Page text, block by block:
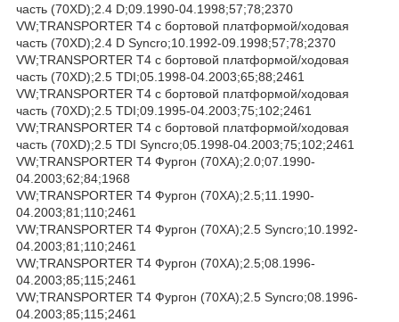
часть (70XD);2.4 D;09.1990-04.1998;57;78;2370
VW;TRANSPORTER T4 c бортовой платформой/ходовая
часть (70XD);2.4 D Syncro;10.1992-09.1998;57;78;2370
VW;TRANSPORTER T4 c бортовой платформой/ходовая
часть (70XD);2.5 TDI;05.1998-04.2003;65;88;2461
VW;TRANSPORTER T4 c бортовой платформой/ходовая
часть (70XD);2.5 TDI;09.1995-04.2003;75;102;2461
VW;TRANSPORTER T4 c бортовой платформой/ходовая
часть (70XD);2.5 TDI Syncro;05.1998-04.2003;75;102;2461
VW;TRANSPORTER T4 Фургон (70XA);2.0;07.1990-
04.2003;62;84;1968
VW;TRANSPORTER T4 Фургон (70XA);2.5;11.1990-
04.2003;81;110;2461
VW;TRANSPORTER T4 Фургон (70XA);2.5 Syncro;10.1992-
04.2003;81;110;2461
VW;TRANSPORTER T4 Фургон (70XA);2.5;08.1996-
04.2003;85;115;2461
VW;TRANSPORTER T4 Фургон (70XA);2.5 Syncro;08.1996-
04.2003;85;115;2461